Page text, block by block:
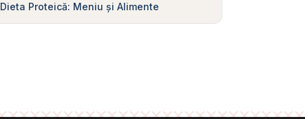
Dieta Proteică: Meniu și Alimente